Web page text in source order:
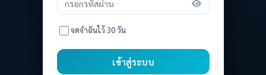
จดจำฉันไว้ 30 วัน
เข้าสู่ระบบ